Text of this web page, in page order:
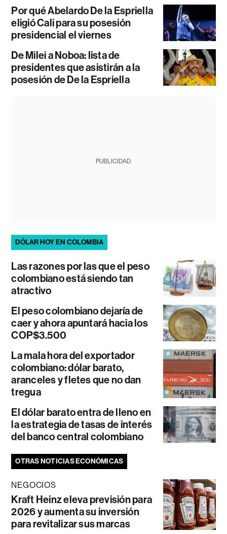
Por qué Abelardo De la Espriella
eligió Cali para su posesión
presidencial el viernes
De Milei a Noboa: lista de
presidentes que asistirán a la
posesión de De la Espriella
PUBLICIDAD
DÓLAR HOY EN COLOMBIA
Las razones por las que el peso
colombiano está siendo tan
atractivo
El peso colombiano dejaría de
caer y ahora apuntará hacia los
COP$3.500
La mala hora del exportador
colombiano: dólar barato,
aranceles y fletes que no dan
tregua
El dólar barato entra de lleno en
la estrategia de tasas de interés
del banco central colombiano
OTRAS NOTICIAS ECONÓMICAS
NEGOCIOS
Kraft Heinz eleva previsión para
2026 y aumenta su inversión
para revitalizar sus marcas